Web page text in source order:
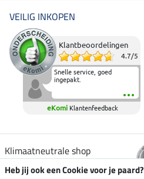
VEILIG INKOPEN
Klantbeoordelingen
4.7/5
Snelle service, goed
ingepakt.
eKomi Klantenfeedback
Klimaatneutrale shop
Heb jij ook een Cookie voor je paard?